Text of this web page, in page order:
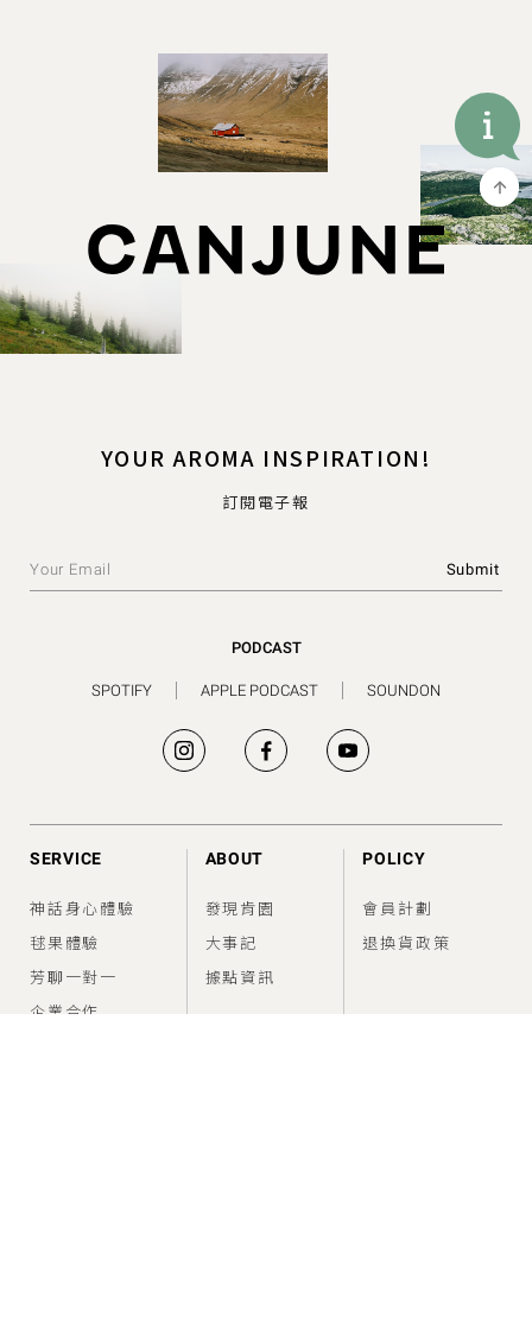
YOUR AROMA INSPIRATION!
訂閱電子報
PODCAST
SPOTIFY SOUNDON
APPLE PODCAST
SERVICE
神話身心體驗
毬果體驗
芳聊一對一
企業合作
ABOUT
發現肯園
大事記
據點資訊
POLICY
會員計劃
退換貨政策